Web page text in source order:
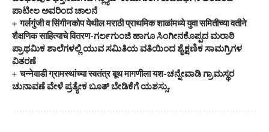
ಪಾಟೀಲ ಅವರಿಂದ ಚಾಲನೆ
गर्लगुंजी व सिंगीनकोप येथील मराठी प्राथमिक शाळांमध्ये युवा समितीच्या वतीने
शैक्षणिक साहित्याचे वितरण-ಗರ್ಲಗುಂಜಿ ಹಾಗೂ ಸಿಂಗೀನಕೊಪ್ಪದ ಮರಾಠಿ
ಪ್ರಾಥಮಿಕ ಶಾಲೆಗಳಲ್ಲಿ ಯುವ ಸಮಿತಿಯ ವತಿಯಿಂದ ಶೈಕ್ಷಣಿಕ ಸಾಮಗ್ರಿಗಳ
ವಿತರಣೆ
चन्नेवाडी ग्रामस्थांच्या स्वतंत्र बूथ मागणीला यश-ಚನ್ನೇವಾಡಿ ಗ್ರಾಮಸ್ಥರ
ಚುನಾವಣೆ ವೇಳೆ ಪ್ರತ್ಯೇಕ ಬೂತ್‌ ಬೇಡಿಕೆಗೆ ಯಶಸ್ಸು.